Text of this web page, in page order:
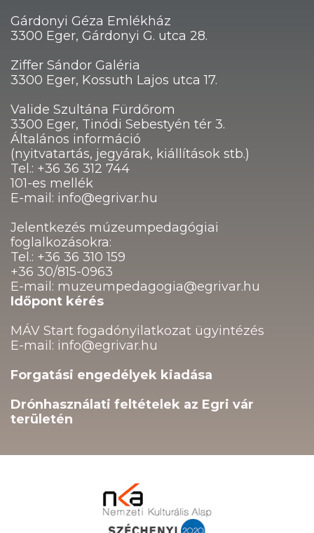
Gárdonyi Géza Emlékház
3300 Eger, Gárdonyi G. utca 28.
Ziffer Sándor Galéria
3300 Eger, Kossuth Lajos utca 17.
Valide Szultána Fürdőrom
3300 Eger, Tinódi Sebestyén tér 3.
Általános információ
(nyitvatartás, jegyárak, kiállítások stb.)
Tel.: +36 36 312 744
101-es mellék
E-mail: info@egrivar.hu
Jelentkezés múzeumpedagógiai
foglalkozásokra:
Tel.: +36 36 310 159
+36 30/815-0963
E-mail: muzeumpedagogia@egrivar.hu
Időpont kérés
MÁV Start fogadónyilatkozat ügyintézés
E-mail: info@egrivar.hu
Forgatási engedélyek kiadása
Drónhasználati feltételek az Egri vár
területén